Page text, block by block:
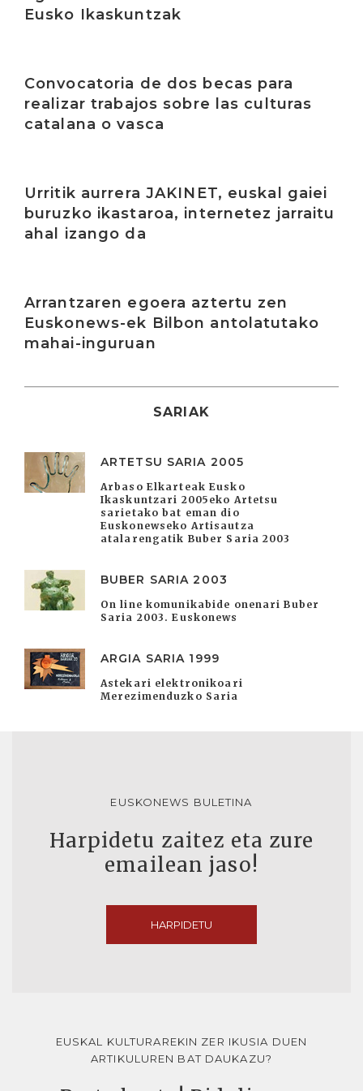
Eusko Ikaskuntzak
Convocatoria de dos becas para
realizar trabajos sobre las culturas
catalana o vasca
Urritik aurrera JAKINET, euskal gaiei
buruzko ikastaroa, internetez jarraitu
ahal izango da
Arrantzaren egoera aztertu zen
Euskonews-ek Bilbon antolatutako
mahai-inguruan
SARIAK
ARTETSU SARIA 2005
Arbaso Elkarteak Eusko
Ikaskuntzari 2005eko Artetsu
sarietako bat eman dio
Euskonewseko Artisautza
atalarengatik Buber Saria 2003
BUBER SARIA 2003
On line komunikabide onenari Buber
Saria 2003. Euskonews
ARGIA SARIA 1999
Astekari elektronikoari
Merezimenduzko Saria
EUSKONEWS BULETINA
Harpidetu zaitez eta zure
emailean jaso!
HARPIDETU
EUSKAL KULTURAREKIN ZER IKUSIA DUEN
ARTIKULUREN BAT DAUKAZU?